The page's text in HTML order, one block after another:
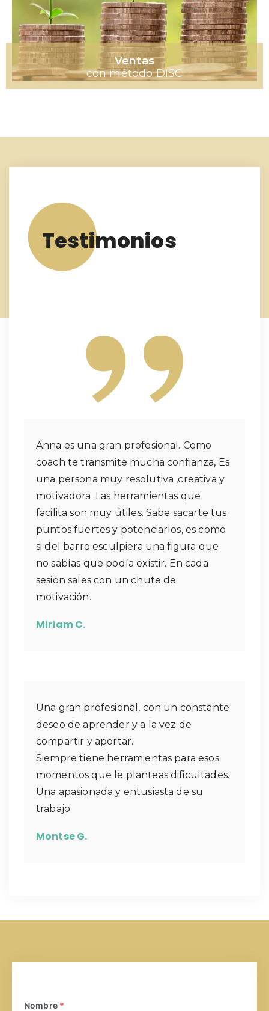
Ventas
con método DISC
Testimonios
Anna es una gran profesional. Como
coach te transmite mucha confianza, Es
una persona muy resolutiva ,creativa y
motivadora. Las herramientas que
facilita son muy útiles. Sabe sacarte tus
puntos fuertes y potenciarlos, es como
si del barro esculpiera una figura que
no sabías que podía existir. En cada
sesión sales con un chute de
motivación.
Miriam C.
Una gran profesional, con un constante
deseo de aprender y a la vez de
compartir y aportar.
Siempre tiene herramientas para esos
momentos que le planteas dificultades.
Una apasionada y entusiasta de su
trabajo.
Montse G.
Nombre *